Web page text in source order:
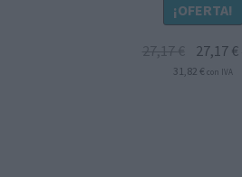
¡OFERTA!
27,17€
El
precio
27,17 €
31,82 € con IVA